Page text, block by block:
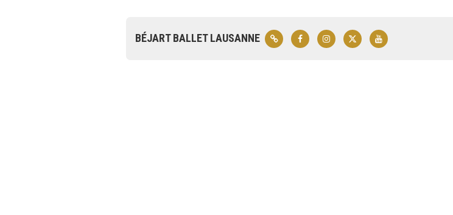
BÉJART BALLET LAUSANNE